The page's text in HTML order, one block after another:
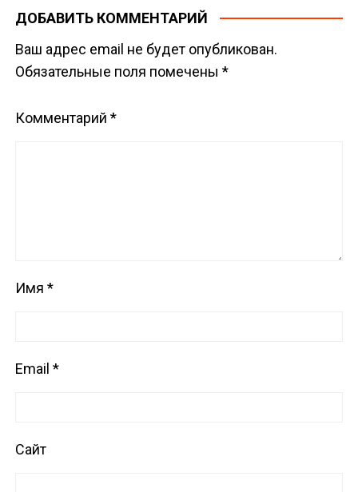
ДОБАВИТЬ КОММЕНТАРИЙ
Ваш адрес email не будет опубликован.
Обязательные поля помечены*
Комментарий*
Имя*
Email*
Сайт